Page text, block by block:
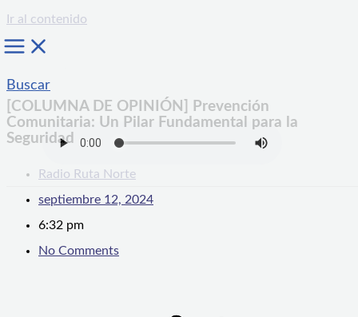
Ir al contenido
Buscar
[COLUMNA DE OPINIÓN] Prevención
Comunitaria: Un Pilar Fundamental para la
Seguridad
Radio Ruta Norte
septiembre 12, 2024
6:32 pm
No Comments